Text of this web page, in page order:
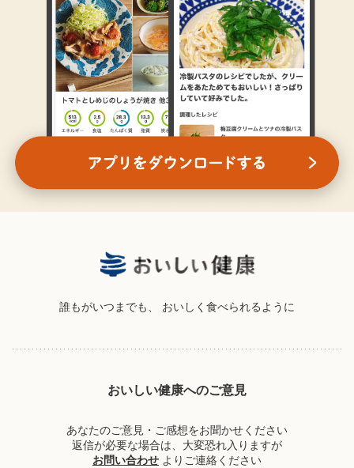
誰もがいつまでも、 おいしく食べられるように
おいしい健康へのご意見
あなたのご意見・ご感想をお聞かせください
返信が必要な場合は、大変恐れ入りますが
お問い合わせ よりご連絡ください